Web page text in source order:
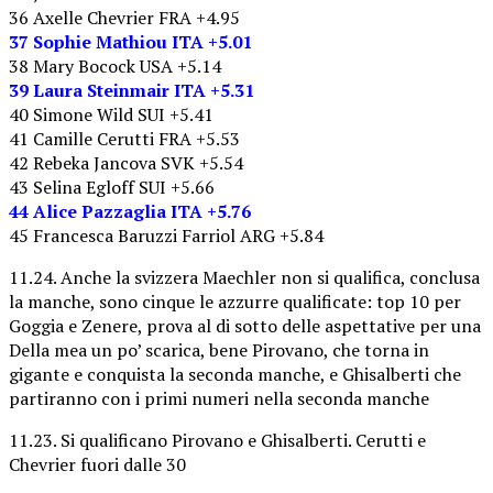
36 Axelle Chevrier FRA +4.95
37 Sophie Mathiou ITA +5.01
38 Mary Bocock USA +5.14
39 Laura Steinmair ITA +5.31
40 Simone Wild SUI +5.41
41 Camille Cerutti FRA +5.53
42 Rebeka Jancova SVK +5.54
43 Selina Egloff SUI +5.66
44 Alice Pazzaglia ITA +5.76
45 Francesca Baruzzi Farriol ARG +5.84
11.24. Anche la svizzera Maechler non si qualifica, conclusa
la manche, sono cinque le azzurre qualificate: top 10 per
Goggia e Zenere, prova al di sotto delle aspettative per una
Della mea un po’ scarica, bene Pirovano, che torna in
gigante e conquista la seconda manche, e Ghisalberti che
partiranno con i primi numeri nella seconda manche
11.23. Si qualificano Pirovano e Ghisalberti. Cerutti e
Chevrier fuori dalle 30